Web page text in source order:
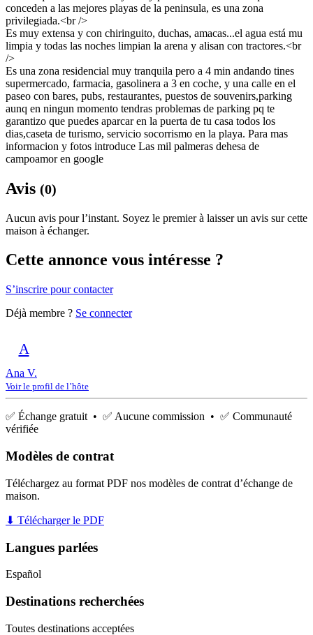
conceden a las mejores playas de la peninsula, es una zona
privilegiada.<br />
Es muy extensa y con chiringuito, duchas, amacas...el agua está mu
limpia y todas las noches limpian la arena y alisan con tractores.<br
/>
Es una zona residencial muy tranquila pero a 4 min andando tines
supermercado, farmacia, gasolinera a 3 en coche, y una calle en el
paseo con bares, pubs, restaurantes, puestos de souvenirs,parking
aunq en ningun momento tendras problemas de parking pq te
garantizo que puedes aparcar en la puerta de tu casa todos los
dias,caseta de turismo, servicio socorrismo en la playa. Para mas
informacion y fotos introduce Las mil palmeras dehesa de
campoamor en google
Avis (0)
Aucun avis pour l’instant. Soyez le premier à laisser un avis sur cette
maison à échanger.
Cette annonce vous intéresse ?
S’inscrire pour contacter
Déjà membre ? Se connecter
A
Ana V.
Voir le profil de l’hôte
✅ Échange gratuit • ✅ Aucune commission • ✅ Communauté
vérifiée
Modèles de contrat
Téléchargez au format PDF nos modèles de contrat d’échange de
maison.
⬇ Télécharger le PDF
Langues parlées
Español
Destinations recherchées
Toutes destinations acceptées